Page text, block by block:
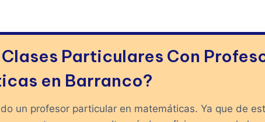
Particulares Con
en Barranco?
un profesor particular en matemáticas. Ya que de